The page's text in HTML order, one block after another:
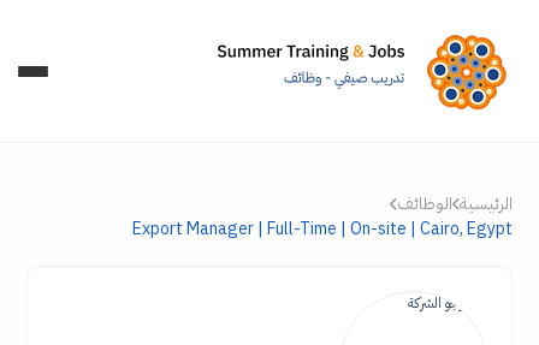
الرئيسية الوظائف
Export Manager | Full-Time | On-site | Cairo, Egypt